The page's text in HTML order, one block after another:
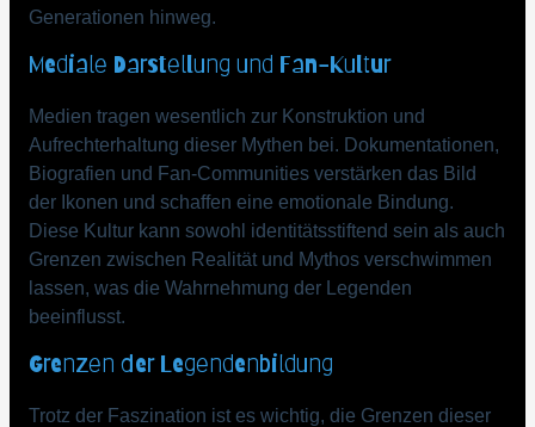
Generationen hinweg.
Mediale Darstellung und Fan-Kultur
Medien tragen wesentlich zur Konstruktion und
Aufrechterhaltung dieser Mythen bei. Dokumentationen,
Biografien und Fan-Communities verstärken das Bild
der Ikonen und schaffen eine emotionale Bindung.
Diese Kultur kann sowohl identitätsstiftend sein als auch
Grenzen zwischen Realität und Mythos verschwimmen
lassen, was die Wahrnehmung der Legenden
beeinflusst.
Grenzen der Legendenbildung
Trotz der Faszination ist es wichtig, die Grenzen dieser